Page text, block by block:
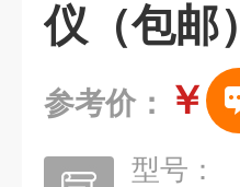
仪（包邮）
参考价： ￥
型号：